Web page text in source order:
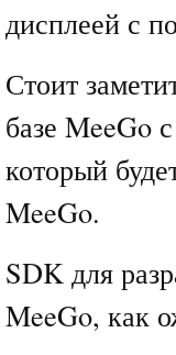
дисплеей с
Стоит
базе MeeGo
который
MeeGo.
SDK для
MeeGo, как